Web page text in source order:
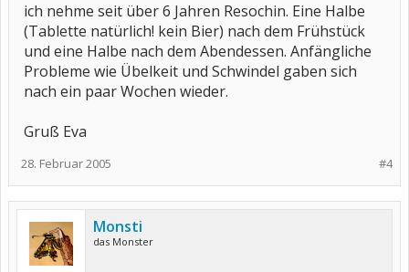
ich nehme seit über 6 Jahren Resochin. Eine Halbe
(Tablette natürlich! kein Bier) nach dem Frühstück
und eine Halbe nach dem Abendessen. Anfängliche
Probleme wie Übelkeit und Schwindel gaben sich
nach ein paar Wochen wieder.
Gruß Eva
#4
28. Februar 2005
Monsti
das Monster